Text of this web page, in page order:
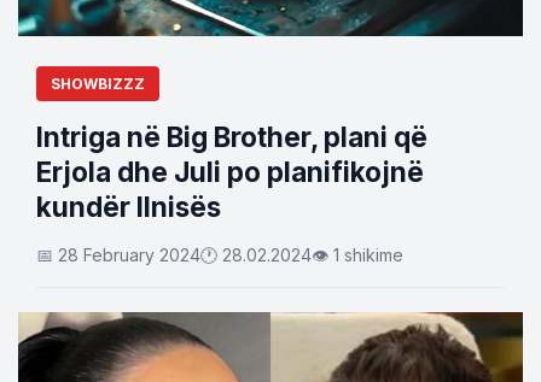
SHOWBIZZZ
Intriga në Big Brother, plani që
Erjola dhe Juli po planifikojnë
kundër Ilnisës
📅 28 February 2024🕐 28.02.2024👁 1 shikime